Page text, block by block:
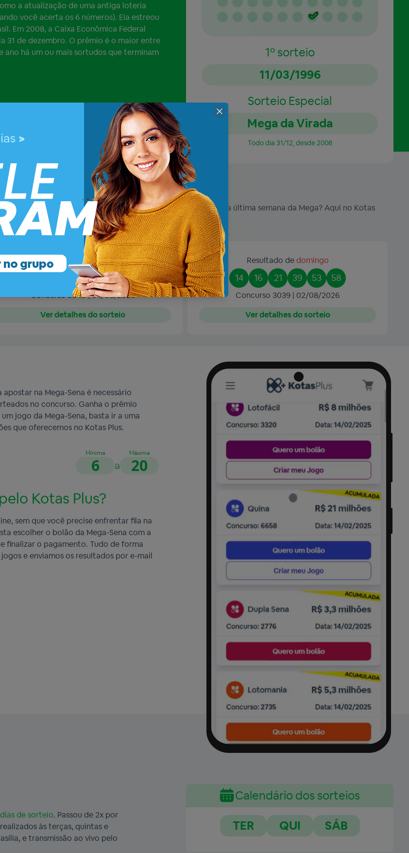
a atualização de uma antiga loteria
você acerta os 6 números). Ela estreou
Em 2008, a Caixa Econômica Federal
31 de dezembro. O prêmio é o maior entre
ano há um ou mais sortudos que terminam
1º sorteio
11/03/1996
Sorteio Especial
Mega da Virada
Todo dia 31/12, desde 2008
Sena
já está esperando o resultado de hoje? Talvez os resultados da última semana da Mega? Aqui no Kotas
lotérica.
Resultado deterça-feira
24 30 49 54
Concurso 3040 | 04/08/2026
Ver detalhes do sorteio
Resultado dedomingo
14 16 21 39 53 58
Concurso 3039 | 02/08/2026
Ver detalhes do sorteio
apostar na Mega-Sena é necessário
no concurso. Ganha o prêmio
jogo da Mega-Sena, basta ir a uma
que oferecemos no Kotas Plus.
Mínima
6 a
Máxima
20
Kotas Plus?
sem que você precise enfrentar fila na
escolher o bolão da Mega-Sena com a
finalizar o pagamento. Tudo de forma
e enviamos os resultados por e-mail
dias de sorteio. Passou de 2x por
às terças, quintas e
e transmissão ao vivo pelo
Calendário dos sorteios
TER
QUI SÁB